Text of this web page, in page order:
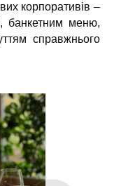
корпоративів –
банкетним меню,
справжнього